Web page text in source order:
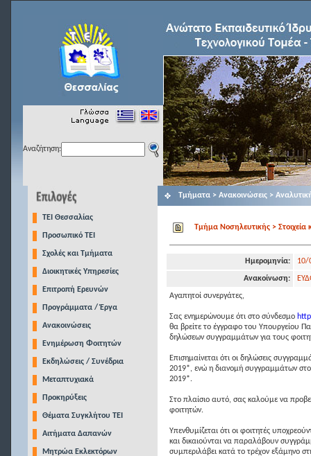
Αναζήτηση:
TEI Θεσσαλίας
Προσωπικό ΤΕΙ
Σχολές και Τμήματα
Διοικητικές Υπηρεσίες
Επιτροπή Ερευνών
Προγράμματα / Έργα
Ανακοινώσεις
Ενημέρωση Φοιτητών
Εκδηλώσεις / Συνέδρια
Μεταπτυχιακά
Προκηρύξεις
Θέματα Συγκλήτου ΤΕΙ
Αιτήματα Δαπανών
Μητρώα Εκλεκτόρων
Τμήματα > Ανακοινώσεις >
Τμήμα Νοσηλευτικής > Στοιχεία
Ημερομηνία: 10/
Ανακοίνωση:
Αγαπητοί συνεργάτες,
Σας ενημερώνουμε ότι στο σύνδεσμο
θα βρείτε το έγγραφο του Υπουργείου
δηλώσεων συγγραμμάτων για τους
Επισημαίνεται ότι οι δηλώσεις
2019*, ενώ η διανομή συγγραμμάτων
2019*.
Στο πλαίσιο αυτό, σας καλούμε να
φοιτητών.
Υπενθυμίζεται ότι οι φοιτητές
και δικαιούνται να παραλάβουν
συμπεριλάβει κατά το τρέχον εξάμηνο